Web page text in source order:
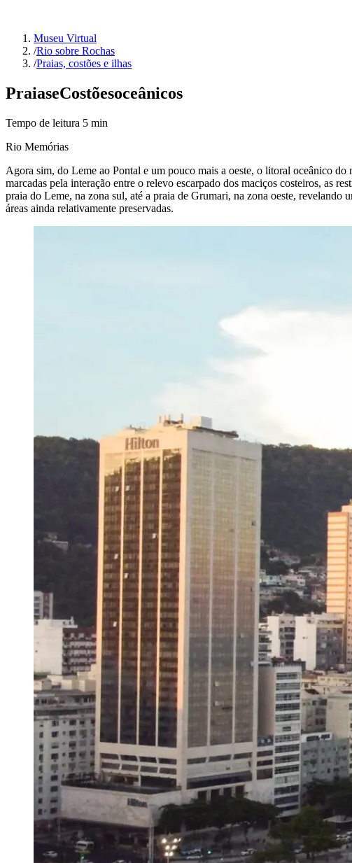
Museu Virtual
/Rio sobre Rochas
/Praias, costões e ilhas
PraiaseCostõesoceânicos
Tempo de leitura 5 min
Rio Memórias
Agora sim, do Leme ao Pontal e um pouco mais a oeste, o litoral oceânico
marcadas pela interação entre o relevo escarpado dos maciços costeiros, as
praia do Leme, na zona sul, até a praia de Grumari, na zona oeste, revelando
áreas ainda relativamente preservadas.